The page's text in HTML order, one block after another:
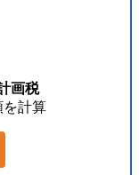
画税
を計算